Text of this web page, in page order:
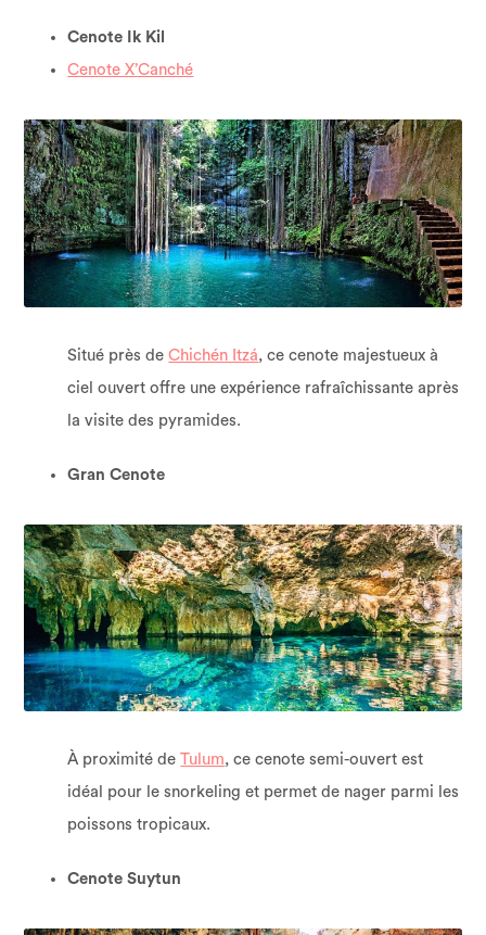
Cenote Ik Kil
Cenote X’Canché
Situé près deChichén Itzá, ce cenote majestueux à
ciel ouvert offre une expérience rafraîchissante après
la visite des pyramides.
Gran Cenote
À proximité deTulum, ce cenote semi-ouvert est
idéal pour le snorkeling et permet de nager parmi les
poissons tropicaux.
Cenote Suytun